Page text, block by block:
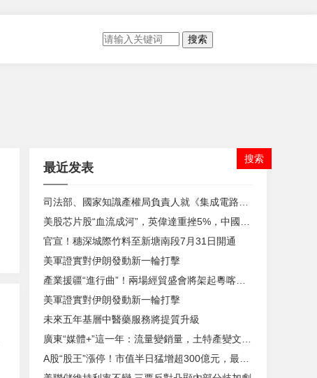
搜索
最近发表
官宣！穗深城際竹料至新塘南段7月31日開通
美軍證實對伊朗發動新一輪打擊
美軍證實對伊朗發動新一輪打擊
未來五年基層中醫藥服務將提質升級
A股“股王”漲停！市值半日猛增超300億元，最新市值達2000億元